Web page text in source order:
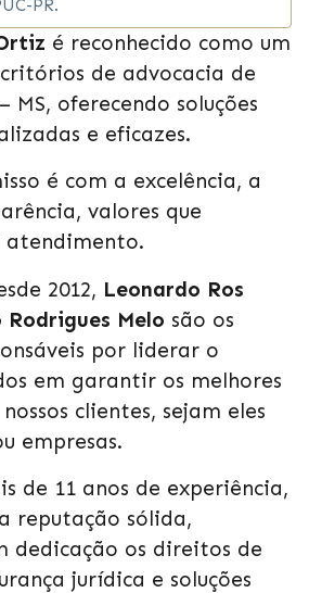
PR.
é reconhecido como um
de advocacia de
MS, oferecendo soluções
e eficazes.
é com a excelência, a
valores que
atendimento.
2012, Leonardo Ros
Rodrigues Melo são os
por liderar o
em garantir os melhores
clientes, sejam eles
empresas.
de 11 anos de experiência,
reputação sólida,
dedicação os direitos de
jurídica e soluções